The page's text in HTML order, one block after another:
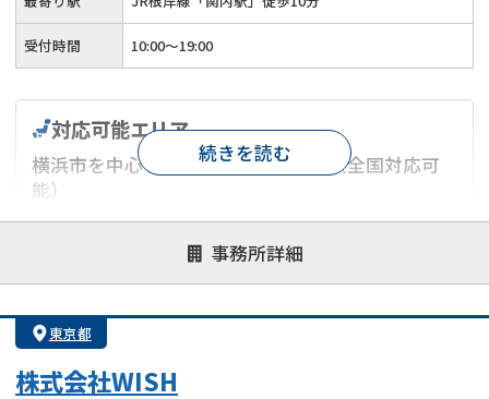
受付時間 10:00～19:00
事務所詳細
対応可能エリア
横浜市を中心とした神奈川県エリア（全国対応可
能）
オンライン面談可能
決済までが早い
1億円以上の買取可
業歴10年以上
業者案件歓迎
士業連携有り
続きを読む
東京都
株式会社WISH